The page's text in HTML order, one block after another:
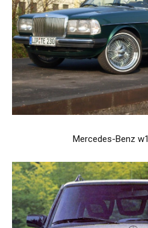
Mercedes-Benz